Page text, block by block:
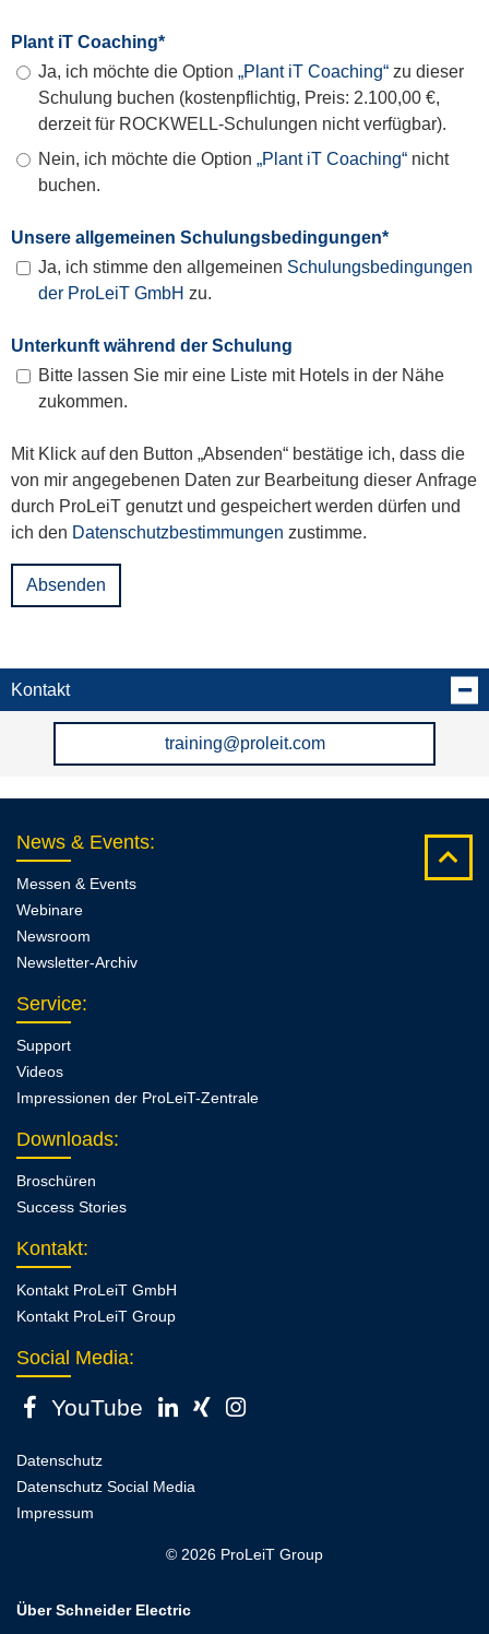
Plant iT Coaching*
Ja, ich möchte die Option „Plant iT Coaching“ zu dieser
Schulung buchen (kostenpflichtig, Preis: 2.100,00 €,
derzeit für ROCKWELL-Schulungen nicht verfügbar).
Nein, ich möchte die Option „Plant iT Coaching“ nicht
buchen.
Unsere allgemeinen Schulungsbedingungen*
Ja, ich stimme den allgemeinen Schulungsbedingungen
der ProLeiT GmbH zu.
Unterkunft während der Schulung
Bitte lassen Sie mir eine Liste mit Hotels in der Nähe
zukommen.
Mit Klick auf den Button „Absenden“ bestätige ich, dass die
von mir angegebenen Daten zur Bearbeitung dieser Anfrage
durch ProLeiT genutzt und gespeichert werden dürfen und
ich den Datenschutzbestimmungen zustimme.
Kontakt
training@proleit.com
News & Events:
Messen & Events
Webinare
Newsroom
Newsletter-Archiv
Service:
Support
Videos
Impressionen der ProLeiT-Zentrale
Downloads:
Broschüren
Success Stories
Kontakt:
Kontakt ProLeiT GmbH
Kontakt ProLeiT Group
Social Media:
YouTube
Datenschutz
Datenschutz Social Media
Impressum
© 2026 ProLeiT Group
Über Schneider Electric